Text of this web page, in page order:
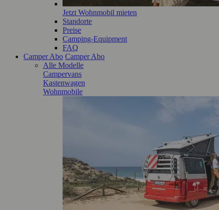
Jetzt Wohnmobil mieten
Standorte
Preise
Camping-Equipment
FAQ
Camper Abo Camper Abo
Alle Modelle
Campervans
Kastenwagen
Wohnmobile